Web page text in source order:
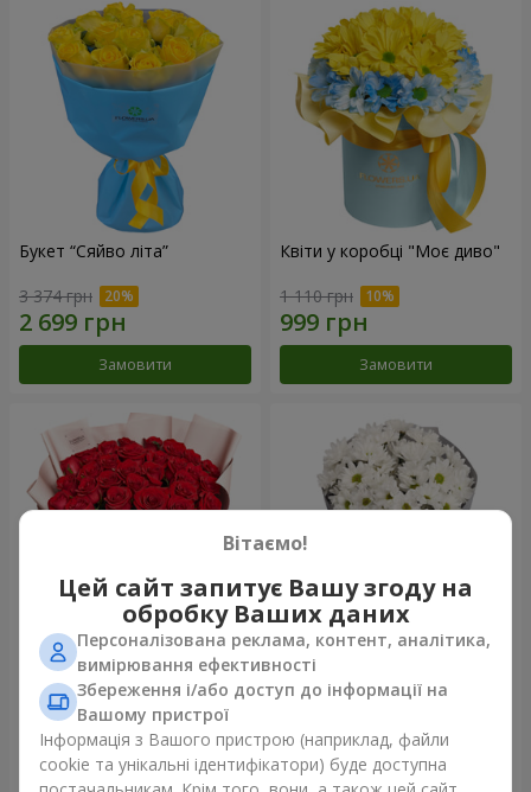
Букет “Сяйво літа”
3 374 грн
Замовити
Квіти у коробці "Моє диво"
1 110 грн
Замовити
Букет "31 червона троянда"
8 306 грн
Замовити
Букет "Кіото" з 5 білих
хризантем
Замовити
Вітаємо!
Цей сайт запитує Вашу згоду на
обробку Ваших даних
Персоналізована реклама, контент, аналітика,
вимірювання ефективності
Збереження і/або доступ до інформації на
Вашому пристрої
Інформація з Вашого пристрою (наприклад, файли
cookie та унікальні ідентифікатори) буде доступна